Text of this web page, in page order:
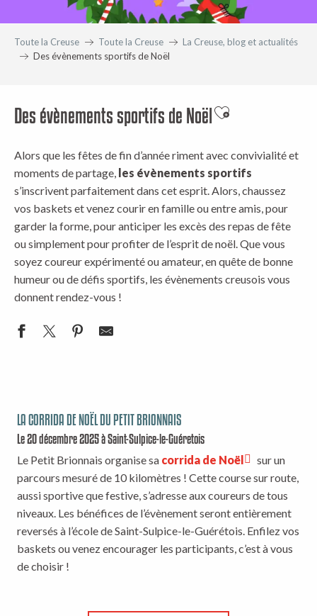
Toute la Creuse Toute la Creuse
La Creuse, blog et actualités
Des évènements sportifs de Noël
Des évènements sportifs de NoëlAjouter aux
Alors que les fêtes de fin d’année riment avec convivialité et
moments de partage, les évènements sportifs
s’inscrivent parfaitement dans cet esprit. Alors, chaussez
vos baskets et venez courir en famille ou entre amis, pour
garder la forme, pour anticiper les excès des repas de fête
ou simplement pour profiter de l’esprit de noël. Que vous
soyez coureur expérimenté ou amateur, en quête de bonne
humeur ou de défis sportifs, les évènements creusois vous
donnent rendez-vous !
LA CORRIDA DE NOËL DU PETIT BRIONNAIS
Le 20 décembre 2025 à Saint-Sulpice-le-Guéretois
Le Petit Brionnais organise sa corrida de Noël
sur un
parcours mesuré de 10 kilomètres ! Cette course sur route,
aussi sportive que festive, s’adresse aux coureurs de tous
niveaux. Les bénéfices de l’évènement seront entièrement
reversés à l’école de Saint-Sulpice-le-Guérétois. Enfilez vos
baskets ou venez encourager les participants, c’est à vous
de choisir !